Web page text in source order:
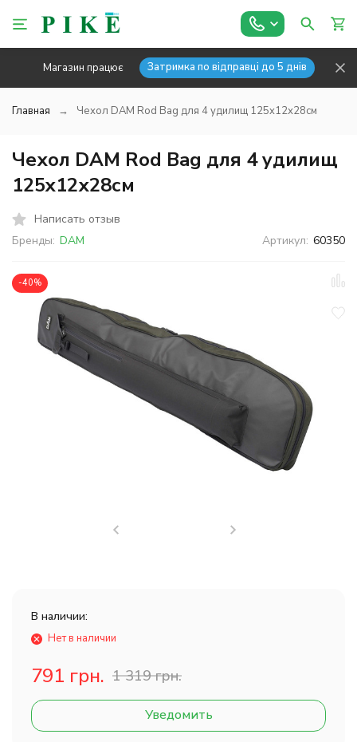
Магазин працює Затримка по відправці до 5 днів
Главная Чехол DAM Rod Bag для 4 удилищ 125x12х28см
Чехол DAM Rod Bag для 4 удилищ
125x12х28см
Написать отзыв
Бренды: DAM Артикул: 60350
-40%
В наличии:
Нет в наличии
791 грн. 1 319 грн.
Уведомить